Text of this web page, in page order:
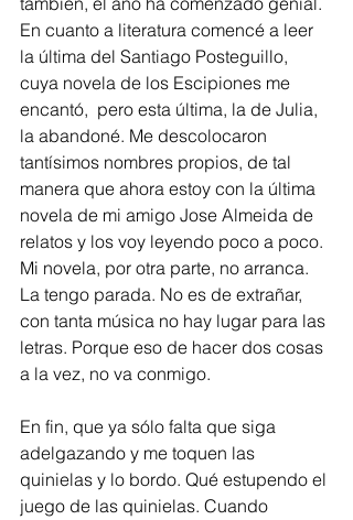
En cuanto a literatura comencé a leer
la última del Santiago Posteguillo,
cuya novela de los Escipiones me
encantó,  pero esta última, la de Julia,
la abandoné. Me descolocaron
tantísimos nombres propios, de tal
manera que ahora estoy con la última
novela de mi amigo Jose Almeida de
relatos y los voy leyendo poco a poco.
Mi novela, por otra parte, no arranca.
La tengo parada. No es de extrañar,
con tanta música no hay lugar para las
letras. Porque eso de hacer dos cosas
a la vez, no va conmigo.
En fin, que ya sólo falta que siga
adelgazando y me toquen las
quinielas y lo bordo. Qué estupendo el
juego de las quinielas. Cuando